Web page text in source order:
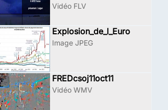
Vidéo FLV
Explosion_de_l_Euro
Image JPEG
FREDcsoj11oct11
Vidéo WMV